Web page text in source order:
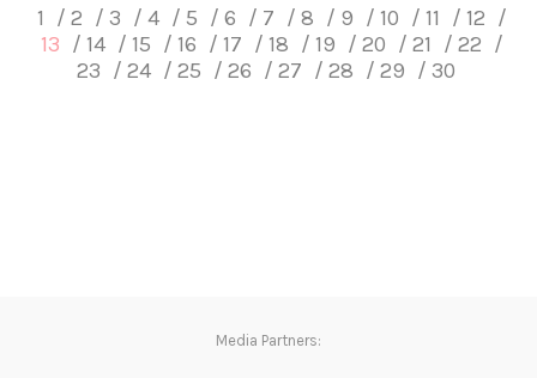
1 2 3 4 5 6 7 8 9 10 11
12
13
14 15 16 17 18 19 20 21
22
23
24 25 26 27 28 29 30
Media Partners: